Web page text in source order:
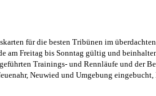
für die besten Tribünen im
am Freitag bis Sonntag gültig und
Trainings- und Rennläufe und der
Neuwied und Umgebung